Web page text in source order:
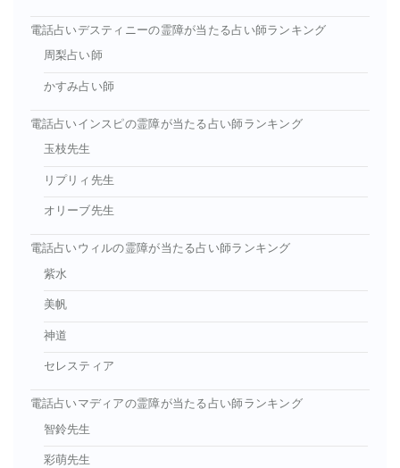
電話占いデスティニーの霊障が当たる占い師ランキング
周梨占い師
かすみ占い師
電話占いインスピの霊障が当たる占い師ランキング
玉枝先生
リプリィ先生
オリーブ先生
電話占いウィルの霊障が当たる占い師ランキング
紫水
美帆
神道
セレスティア
電話占いマディアの霊障が当たる占い師ランキング
智鈴先生
彩萌先生